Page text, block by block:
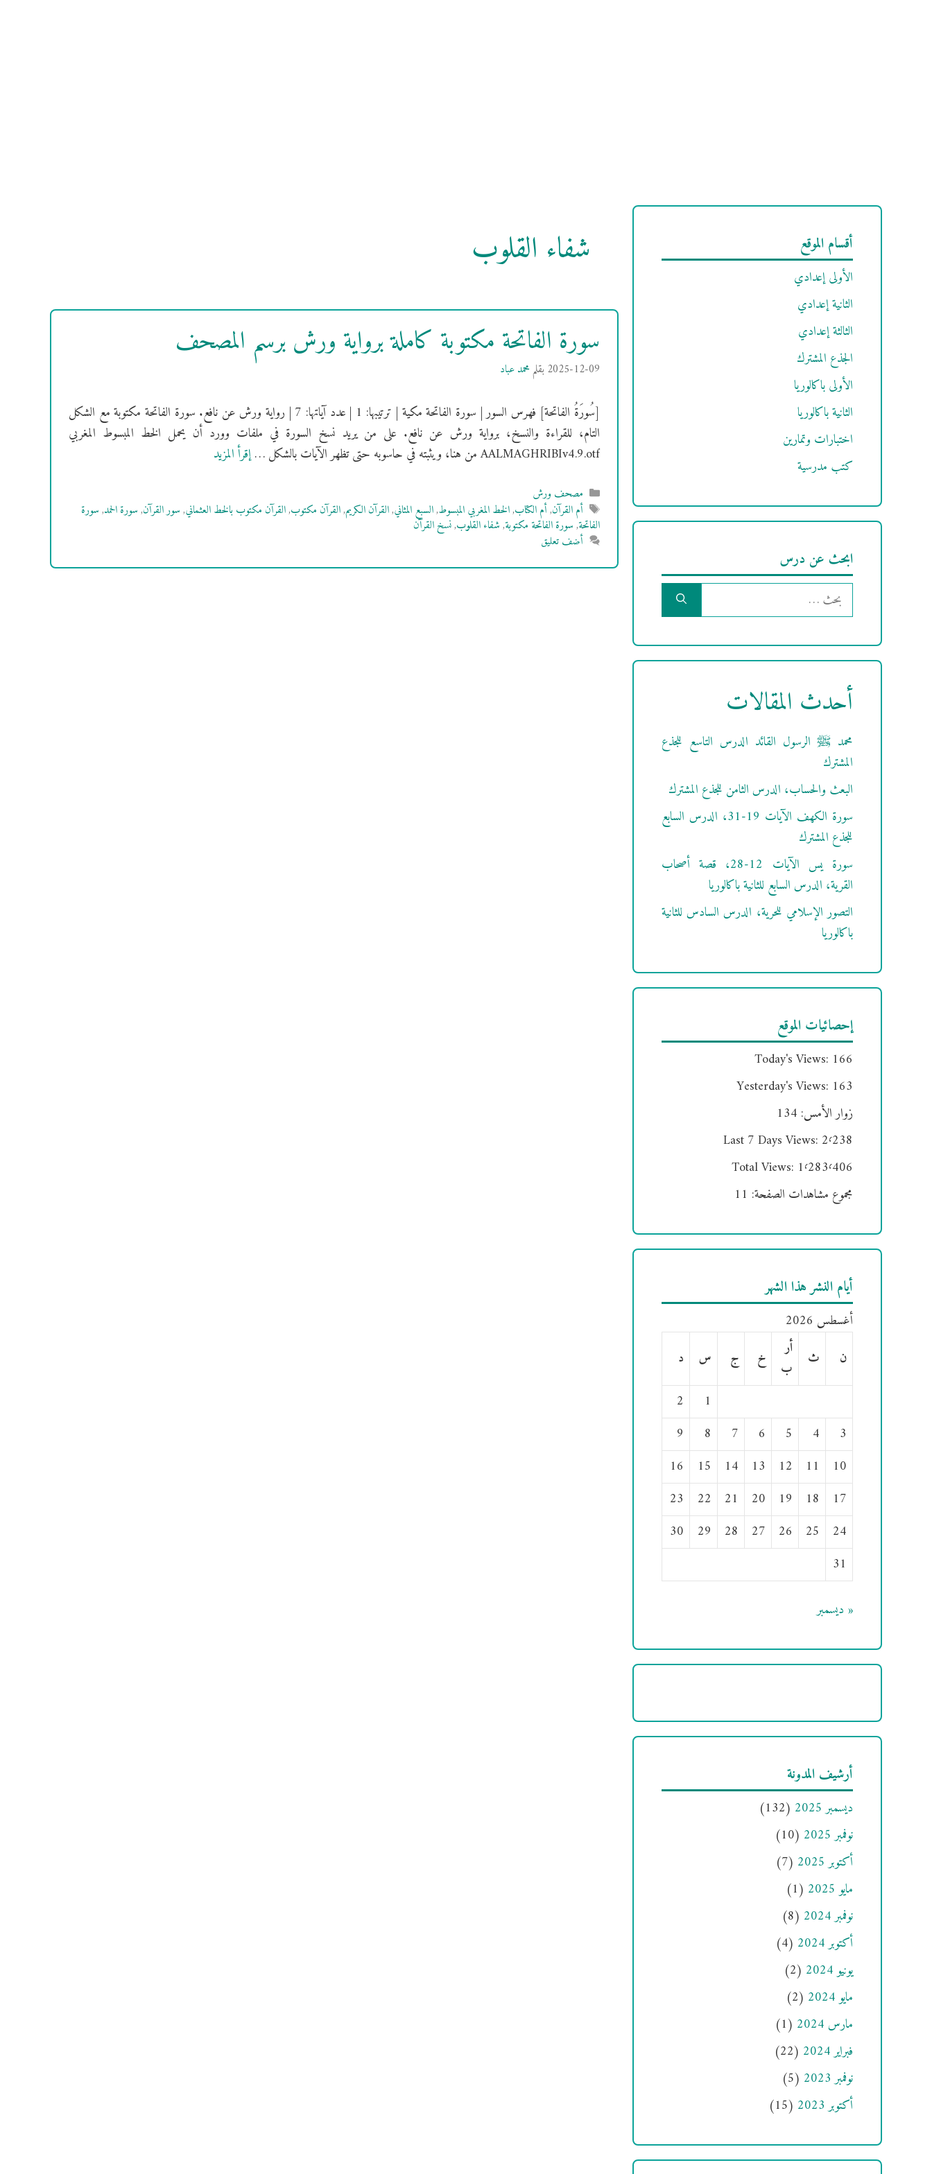
شفاء القلوب
سورة الفاتحة مكتوبة كاملة برواية ورش برسم المصحف
2025-12-09 بقلممحمد عباد
[سُورَةُ الفاتحة] فهرس السور | سورة الفاتحة مكية | ترتيبها: 1 | عدد آياتها: 7 | رواية ورش عن نافع. سورة الفاتحة مكتوبة مع الشكل
التام، للقراءة والنسخ، برواية ورش عن نافع. على من يريد نسخ السورة في ملفات وورد أن يحمل الخط المبسوط المغربي
AALMAGHRIBIv4.9.otf من هنا، ويثبته في حاسوبه حتى تظهر الآيات بالشكل …
إقرأ المزيد
التصنيفات
مصحف ورش
الوسوم
أم القرآن,أم الكتاب,الخط المغربي المبسوط,السبع المثاني,القرآن الكريم,القرآن مكتوب,القرآن مكتوب بالخط العثماني,سور القرآن,سورة الحمد,سورة
الفاتحة,سورة الفاتحة مكتوبة,شفاء القلوب,نسخ القرآن
أضف تعليق
أقسام الموقع
الأولى إعدادي
الثانية إعدادي
الثالثة إعدادي
الجذع المشترك
الأولى باكالوريا
الثانية باكالوريا
اختبارات وتمارين
كتب مدرسية
ابحث عن درس
البحث
عن:
أحدث المقالات
محمد ﷺ الرسول القائد الدرس التاسع للجذع
المشترك
البعث والحساب، الدرس الثامن للجذع المشترك
سورة الكهف الآيات 19-31، الدرس السابع
للجذع المشترك
سورة يس الآيات 12-28، قصة أصحاب
القرية، الدرس السابع للثانية باكالوريا
التصور الإسلامي للحرية، الدرس السادس للثانية
باكالوريا
إحصائيات الموقع
Today's Views: 166
Yesterday's Views: 163
زوار الأمس: 134
Last 7 Days Views: 2٬238
Total Views: 1٬283٬406
مجموع مشاهدات الصفحة: 11
أيام النشر هذا الشهر
أغسطس 2026
ن
ث
أر
ب
خ ج س
د
1
2
3
4
5
6
7
8
9
10
11
12
13
14
15
16
17
18
19
20
21
22
23
24
25
26
27
28
29
30
31
« ديسمبر
أرشيف المدونة
ديسمبر 2025
(132)
نوفمبر 2025
(10)
أكتوبر 2025
(7)
مايو 2025
(1)
نوفمبر 2024
(8)
أكتوبر 2024
(4)
يونيو 2024
(2)
مايو 2024
(2)
مارس 2024
(1)
فبراير 2024
(22)
نوفمبر 2023
(5)
أكتوبر 2023
(15)